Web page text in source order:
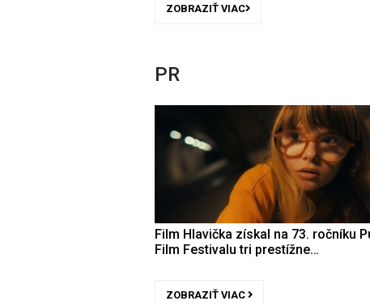
ZOBRAZIŤ VIAC
PR
Film Hlavička získal na 73. ročníku
Film Festivalu tri prestížne…
ZOBRAZIŤ VIAC